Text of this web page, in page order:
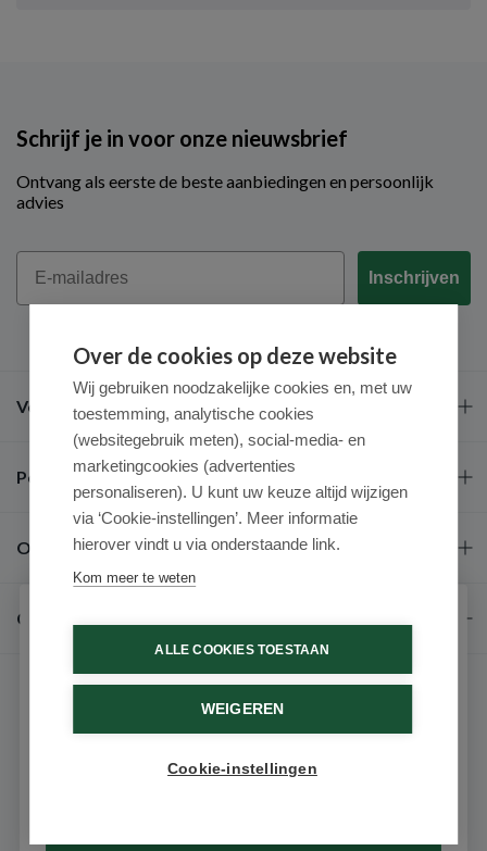
Schrijf je in voor onze nieuwsbrief
Ontvang als eerste de beste aanbiedingen en persoonlijk
advies
Email
Inschrijven
Veel gestelde vragen
Populaire merken
Over ons
Contact
9.6 / 10 (531 beoordelingen)
Over de cookies op deze website
Wij gebruiken noodzakelijke cookies en, met uw
toestemming, analytische cookies
(websitegebruik meten), social-media- en
marketingcookies (advertenties
personaliseren). U kunt uw keuze altijd wijzigen
via ‘Cookie-instellingen’. Meer informatie
hierover vindt u via onderstaande link.
Kom meer te weten
ALLE COOKIES TOESTAAN
WEIGEREN
Cookie-instellingen
Schrijf je in voor onze nieuwsbrief
Ontvang als eerste de beste aanbiedingen en persoonlijk
advies